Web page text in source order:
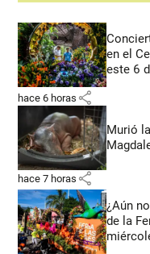
en el
este 6
hace 6 horas share
Murió
hace 7 horas share
¿Aún
de la